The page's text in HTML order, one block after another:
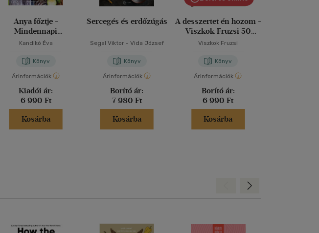
Anya főztje -
Mindennapi
kedvenceink
Kandikó Éva
Könyv
Árinformációk
Kiadói ár:
6 990 Ft
Kosárba
Sercegés és erdőzúgás
Segal Viktor - Vida József
Könyv
Árinformációk
Borító ár:
7 980 Ft
Kosárba
A desszertet én hozom -
Viszkok Fruzsi 50
receptje
Viszkok Fruzsi
Könyv
Árinformációk
Borító ár:
6 990 Ft
Kosárba
Előre